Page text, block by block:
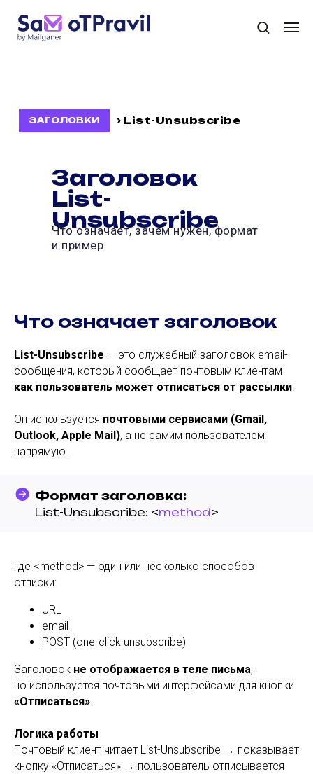
List-Unsubscribe
›
ЗАГОЛОВКИ
Что означает, зачем нужен, формат
и пример
Заголовок
List-
Unsubscribe
Что означает заголовок
List-Unsubscribe — это служебный заголовок email-
сообщения, который сообщает почтовым клиентам
как пользователь может отписаться от рассылки
Он используется почтовыми сервисами (Gmail,
Outlook, Apple Mail), а не самим пользователем
напрямую.
Формат заголовка:
List-Unsubscribe: <method>
Где <method> — один или несколько способов
отписки:
URL
email
POST (one-click unsubscribe)
Заголовок не отображается в теле письма,
но используется почтовыми интерфейсами для кнопки
«Отписаться»
Логика работы
Почтовый клиент читает List-Unsubscribe → показывает
кнопку «Отписаться» → пользователь отписывается